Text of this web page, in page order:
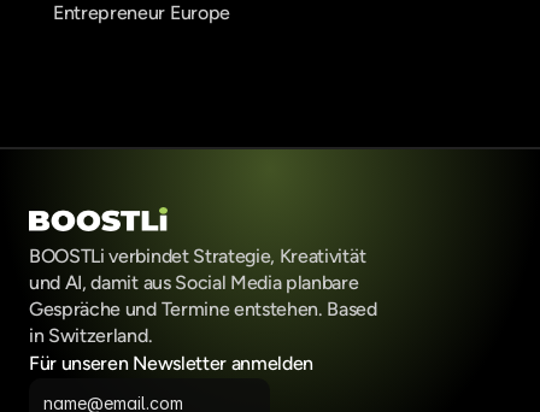
Entrepreneur Europe
BOOSTLi verbindet Strategie, Kreativität
und AI, damit aus Social Media planbare
Gespräche und Termine entstehen. Based
in Switzerland.
Für unseren Newsletter anmelden